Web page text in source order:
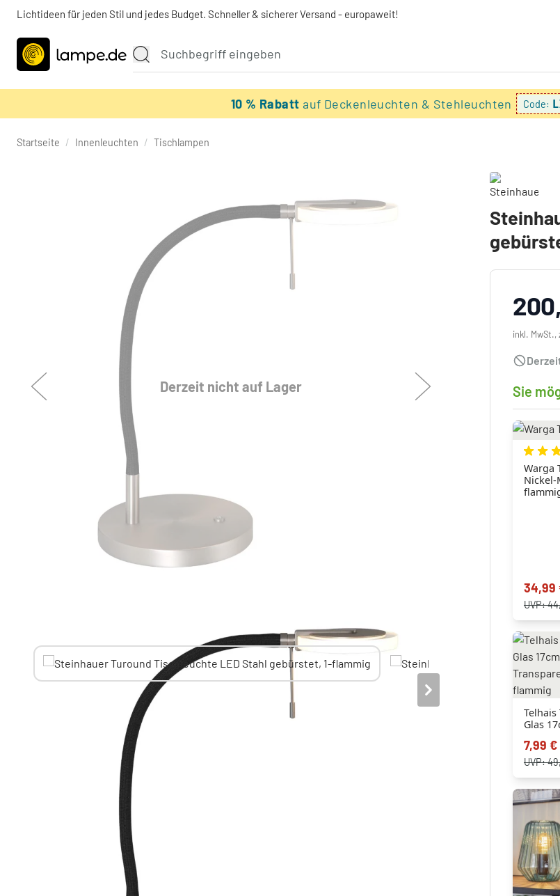
Lichtideen für jeden Stil und jedes Budget. Schneller & sicherer Versand - europaweit!
10 % Rabattauf Deckenleuchten & Stehleuchten Code:
Startseite / Innenleuchten / Tischlampen
Derzeit nicht auf Lager
inkl. MwSt.,
Sie
Warga
Nickel-
34,99
UVP:
Glas
flammig
7,99 €
UVP: